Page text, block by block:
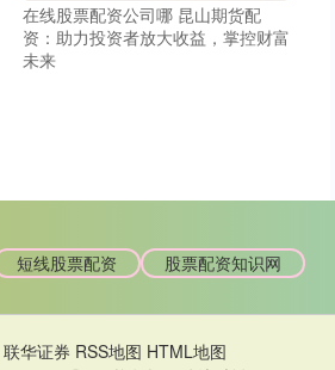
在线股票配资公司哪 昆山期货配
资：助力投资者放大收益，掌控财富
未来
短线股票配资 股票配资知识网
联华证券 RSS地图 HTML地图